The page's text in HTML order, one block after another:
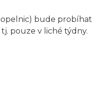
bude probíhat
pouze v liché týdny.